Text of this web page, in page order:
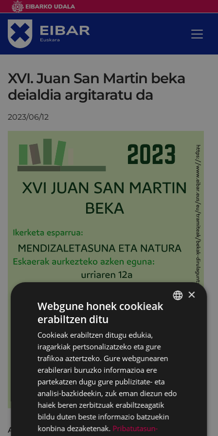
XVI. Juan San Martin beka
deialdia argitaratu da
2023/06/12
Aurtengo deialdian landuko den ikerketa
×
Webgune honek cookieak
erabiltzen ditu
Cookieak erabiltzen ditugu edukia,
iragarkiak pertsonalizatzeko eta gure
trafikoa aztertzeko. Gure webgunearen
erabilerari buruzko informazioa ere
partekatzen dugu gure publizitate- eta
analisi-bazkideekin, zuk eman diezun edo
haiek beren zerbitzuak erabiltzeagatik
bildu duten beste informazio batzuekin
konbina dezaketenak. Pribatutasun-